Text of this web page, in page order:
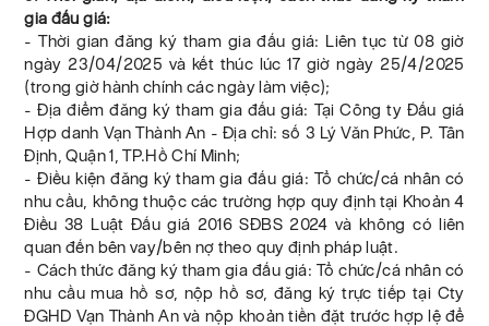
gia đấu giá:
- Thời gian đăng ký tham gia đấu giá: Liên tục từ 08 giờ
ngày 23/04/2025 và kết thúc lúc 17 giờ ngày 25/4/2025
(trong giờ hành chính các ngày làm việc);
- Địa điểm đăng ký tham gia đấu giá: Tại Công ty Đấu giá
Hợp danh Vạn Thành An - Địa chỉ: số 3 Lý Văn Phức, P. Tân
Định, Quận 1, TP.Hồ Chí Minh;
- Điều kiện đăng ký tham gia đấu giá: Tổ chức/cá nhân có
nhu cầu, không thuộc các trường hợp quy định tại Khoản 4
Điều 38 Luật Đấu giá 2016 SĐBS 2024 và không có liên
quan đến bên vay/bên nợ theo quy định pháp luật.
- Cách thức đăng ký tham gia đấu giá: Tổ chức/cá nhân có
nhu cầu mua hồ sơ, nộp hồ sơ, đăng ký trực tiếp tại Cty
ĐGHD Vạn Thành An và nộp khoản tiền đặt trước hợp lệ để